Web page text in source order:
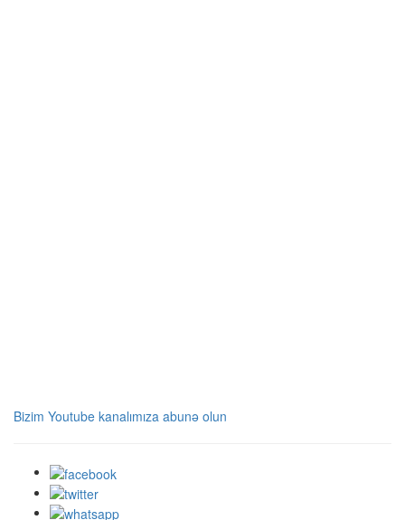
Bizim Youtube kanalımıza abunə olun